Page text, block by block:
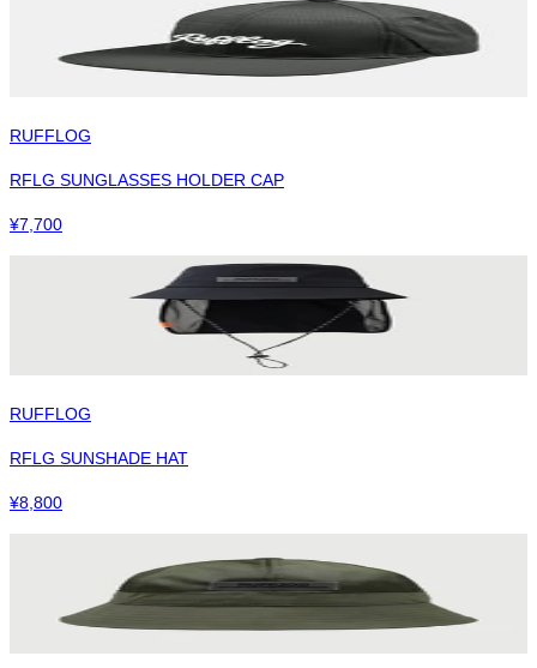
RUFFLOG
RFLG SUNGLASSES HOLDER CAP
¥7,700
RUFFLOG
RFLG SUNSHADE HAT
¥8,800